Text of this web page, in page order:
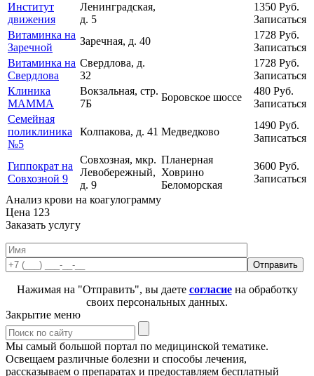
Институт
движения
Ленинградская,
д. 5
1350 Руб.
Записаться
Витаминка на
Заречной
Заречная, д. 40
1728 Руб.
Записаться
Витаминка на
Свердлова
Свердлова, д.
32
1728 Руб.
Записаться
Клиника
МАММА
Вокзальная, стр.
7Б
Боровское шоссе
480 Руб.
Записаться
Семейная
поликлиника
№5
Колпакова, д. 41 Медведково
1490 Руб.
Записаться
Гиппократ на
Совхозной 9
Совхозная, мкр.
Левобережный,
д. 9
Планерная
Ховрино
Беломорская
3600 Руб.
Записаться
Анализ крови на коагулограмму
Цена 123
Заказать услугу
Нажимая на "Отправить", вы даете согласиена обработку
своих персональных данных.
Закрытие меню
Мы самый большой портал по медицинской тематике.
Освещаем различные болезни и способы лечения,
рассказываем о препаратах и предоставляем бесплатный